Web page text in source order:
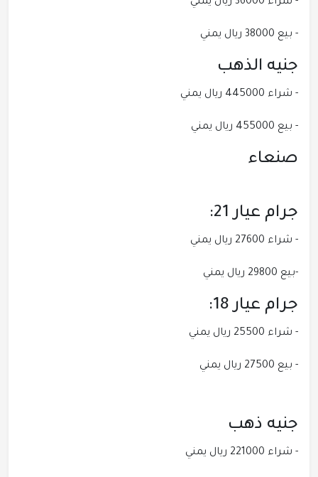
- شراء 36000 ريال يمني
- بيع 38000 ريال يمني
جنيه الذهب
- شراء 445000 ريال يمني
- بيع 455000 ريال يمني
صنعاء
جرام عيار 21:
- شراء 27600 ريال يمني
-بيع 29800 ريال يمني
جرام عيار 18:
- شراء 25500 ريال يمني
- بيع 27500 ريال يمني
جنيه ذهب
- شراء 221000 ريال يمني